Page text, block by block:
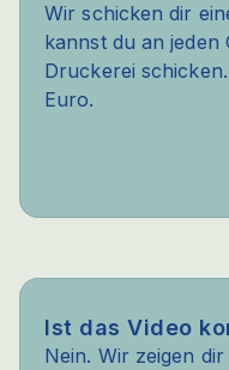
Wir schicken dir
kannst du an jeden
Druckerei
Euro.
Ist das Video
Nein. Wir zeigen